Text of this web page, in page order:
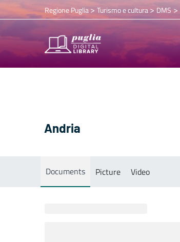
Regione Puglia> Turismo e cultura>DMS >
Andria
Documents Picture Video